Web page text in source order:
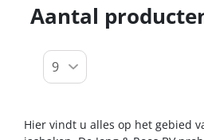
Aantal
Hier vindt u alles op het gebied